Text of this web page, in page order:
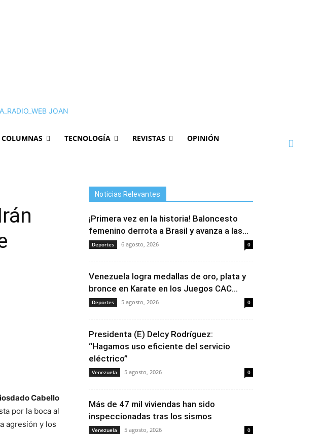
COLUMNAS TECNOLOGÍA REVISTAS OPINIÓN
Cabello
por la boca al
agresión y los
Noticias Relevantes
¡Primera vez en la historia! Baloncesto
femenino derrota a Brasil y avanza a las...
Deportes 6 agosto, 2026 0
Venezuela logra medallas de oro, plata y
bronce en Karate en los Juegos CAC...
Deportes 5 agosto, 2026 0
Presidenta (E) Delcy Rodríguez:
“Hagamos uso eficiente del servicio
eléctrico”
Venezuela 5 agosto, 2026 0
Más de 47 mil viviendas han sido
inspeccionadas tras los sismos
Venezuela 5 agosto, 2026 0